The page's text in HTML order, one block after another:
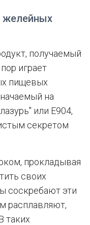
желейных
получаемый
играет
пищевых
на
или E904,
секретом
прокладывая
своих
соскребают эти
расплавляют,
таких